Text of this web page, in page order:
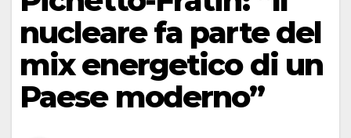
nucleare fa parte del
mix energetico di un
Paese moderno”